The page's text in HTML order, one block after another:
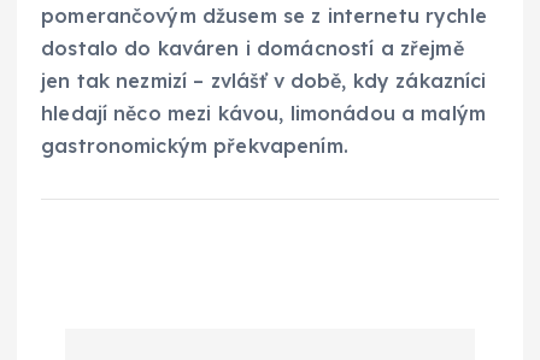
pomerančovým džusem se z internetu rychle
dostalo do kaváren i domácností a zřejmě
jen tak nezmizí – zvlášť v době, kdy zákazníci
hledají něco mezi kávou, limonádou a malým
gastronomickým překvapením.